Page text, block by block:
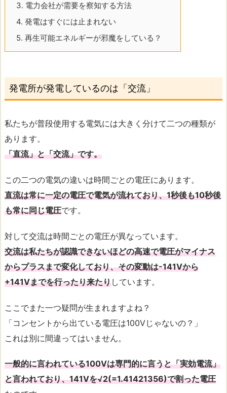
3. 電力会社が需要を察知する方法
4. 発電はすぐには止まれない
5. 再生可能エネルギーが邪魔をしている？
発電所が発電しているのは「交流」
私たちが普段使用する電気には大きく分けて二つの種類が
あります。
「直流」と「交流」です。
この二つの電気の違いは時間ごとの電圧にあります。
直流は常に一定の電圧で電気が流れており、1秒後も10秒後
も常に同じ電圧です。
対して交流は時間ごとの電圧が異なっています。
交流は私たちが認識できないほどの高速で電圧がマイナス
からプラスまで変化しており、その変動は-141Vから
+141Vまでを行ったり来たりしています。
ここでまた一つ疑問が生まれますよね？
「コンセントから出ている電圧は100Vじゃないの？」
これは別に間違ってはいません。
一般的に言われている100Vは専門的に言うと「実効電流」
と言われており、141Vを√2(=1.41421356)で割った電圧